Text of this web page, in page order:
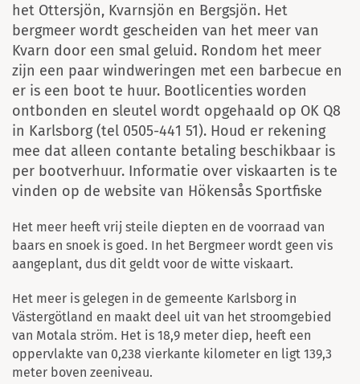
het Ottersjön, Kvarnsjön en Bergsjön. Het
bergmeer wordt gescheiden van het meer van
Kvarn door een smal geluid. Rondom het meer
zijn een paar windweringen met een barbecue en
er is een boot te huur. Bootlicenties worden
ontbonden en sleutel wordt opgehaald op OK Q8
in Karlsborg (tel 0505-441 51). Houd er rekening
mee dat alleen contante betaling beschikbaar is
per bootverhuur. Informatie over viskaarten is te
vinden op de website van Hökensås Sportfiske
Het meer heeft vrij steile diepten en de voorraad van
baars en snoek is goed. In het Bergmeer wordt geen vis
aangeplant, dus dit geldt voor de witte viskaart.
Het meer is gelegen in de gemeente Karlsborg in
Västergötland en maakt deel uit van het stroomgebied
van Motala ström. Het is 18,9 meter diep, heeft een
oppervlakte van 0,238 vierkante kilometer en ligt 139,3
meter boven zeeniveau.